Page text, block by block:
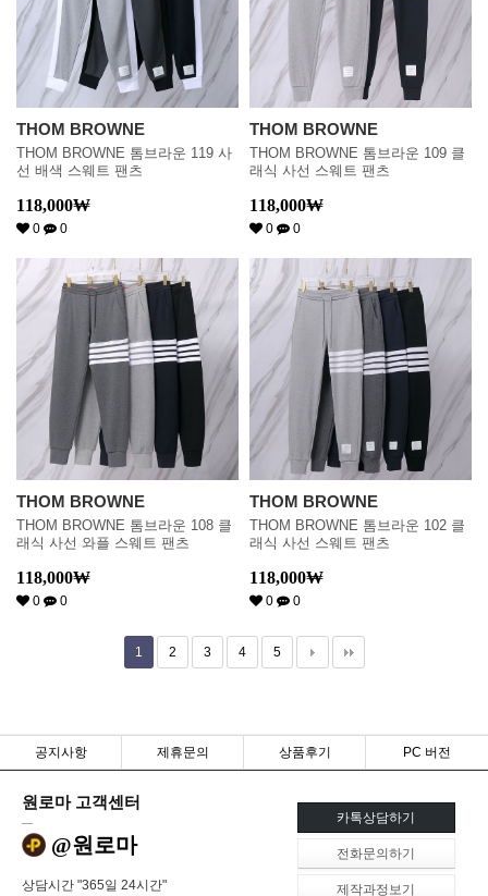
THOM BROWNE
THOM BROWNE 톰브라운 119 사
선 배색 스웨트 팬츠
118,000₩
0 0
THOM BROWNE
THOM BROWNE 톰브라운 109 클
래식 사선 스웨트 팬츠
118,000₩
0 0
THOM BROWNE
THOM BROWNE 톰브라운 108 클
래식 사선 와플 스웨트 팬츠
118,000₩
0 0
THOM BROWNE
THOM BROWNE 톰브라운 102 클
래식 사선 스웨트 팬츠
118,000₩
0 0
1 2 3 4 5
공지사항 제휴문의 상품후기 PC 버전
원로마 고객센터
@원로마
상담시간 "365일 24시간"
카톡상담하기
전화문의하기
제작과정보기